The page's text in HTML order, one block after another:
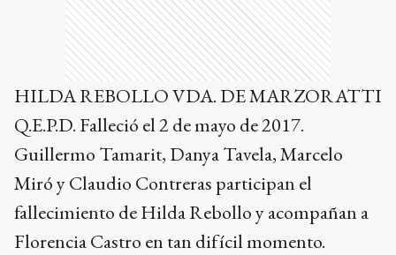
HILDA REBOLLO VDA. DE MARZORATTI
Q.E.P.D. Falleció el 2 de mayo de 2017.
Guillermo Tamarit, Danya Tavela, Marcelo
Miró y Claudio Contreras participan el
fallecimiento de Hilda Rebollo y acompañan a
Florencia Castro en tan difícil momento.